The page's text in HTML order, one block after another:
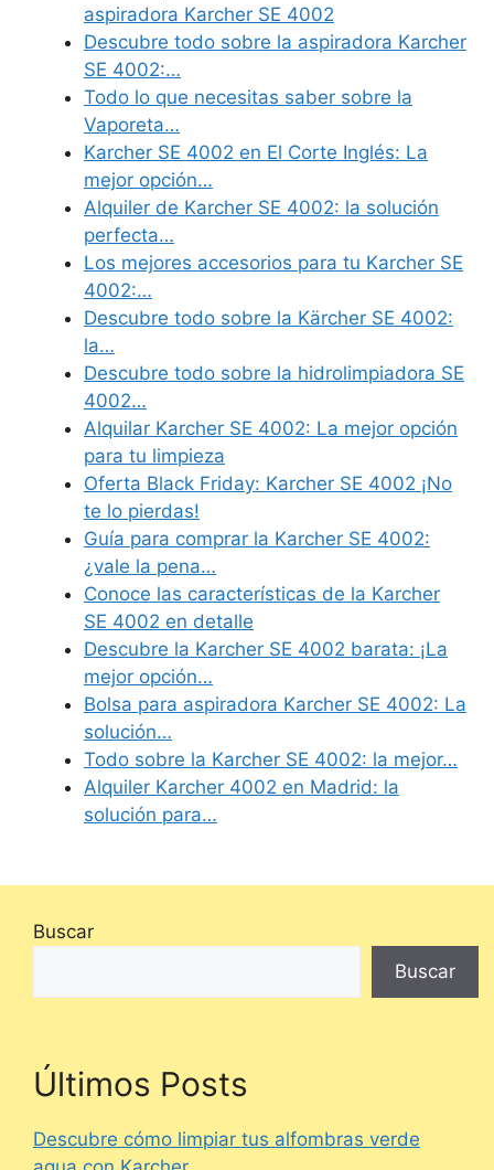
aspiradora Karcher SE 4002
Descubre todo sobre la aspiradora Karcher
SE 4002:…
Todo lo que necesitas saber sobre la
Vaporeta…
Karcher SE 4002 en El Corte Inglés: La
mejor opción…
Alquiler de Karcher SE 4002: la solución
perfecta…
Los mejores accesorios para tu Karcher SE
4002:…
Descubre todo sobre la Kärcher SE 4002:
la…
Descubre todo sobre la hidrolimpiadora SE
4002…
Alquilar Karcher SE 4002: La mejor opción
para tu limpieza
Oferta Black Friday: Karcher SE 4002 ¡No
te lo pierdas!
Guía para comprar la Karcher SE 4002:
¿vale la pena…
Conoce las características de la Karcher
SE 4002 en detalle
Descubre la Karcher SE 4002 barata: ¡La
mejor opción…
Bolsa para aspiradora Karcher SE 4002: La
solución…
Todo sobre la Karcher SE 4002: la mejor…
Alquiler Karcher 4002 en Madrid: la
solución para…
Buscar
Buscar
Últimos Posts
Descubre cómo limpiar tus alfombras verde